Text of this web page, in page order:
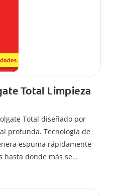
Total Limpieza
Total diseñado por
profunda. Tecnología de
espuma rápidamente
donde más se